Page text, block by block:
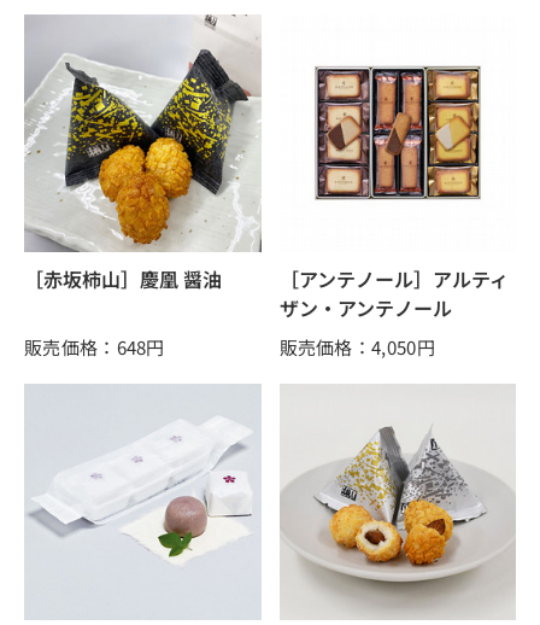
［赤坂柿山］慶凰 醤油
販売価格：648円
［アンテノール］アルティ
ザン・アンテノール
販売価格：4,050円